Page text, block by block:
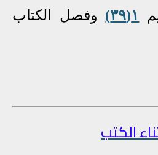
١(٣٩)
وفصل الكتاب
الكتب